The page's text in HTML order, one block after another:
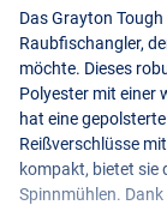
Das Grayton
Raubfischangler,
möchte. Dieses
Polyester mit einer
hat eine
Reißverschlüsse
kompakt, bietet sie
Spinnmühlen.